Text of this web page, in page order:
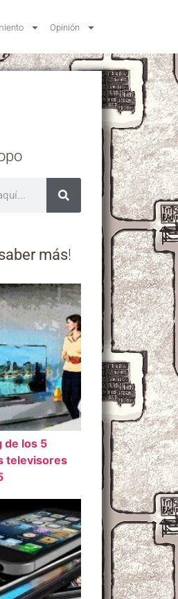
Opinión
más!
de los 5
televisores